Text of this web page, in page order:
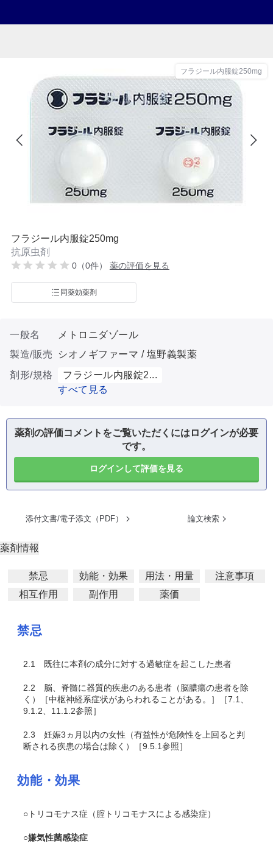
フラジール内服錠250mg
フラジール内服錠250mg
抗原虫剤
0（0件） 薬の評価を見る
同薬効薬剤
一般名
メトロニダゾール
製造/販売
シオノギファーマ / 塩野義製薬
剤形/規格
フラジール内服錠2...
すべて見る
薬剤の評価コメントをご覧いただくにはログインが必要
です。
ログインして評価を見る
添付文書/電子添文（PDF） 論文検索
薬剤情報
禁忌 効能・効果 用法・用量
注意事項
相互作用
副作用 薬価
禁忌
2.1 既往に本剤の成分に対する過敏症を起こした患者
2.2 脳、脊髄に器質的疾患のある患者（脳膿瘍の患者を除
く）［中枢神経系症状があらわれることがある。］［7.1、
9.1.2、11.1.2参照］
2.3 妊娠3ヵ月以内の女性（有益性が危険性を上回ると判
断される疾患の場合は除く）［9.5.1参照］
効能・効果
○トリコモナス症（腟トリコモナスによる感染症）
○嫌気性菌感染症